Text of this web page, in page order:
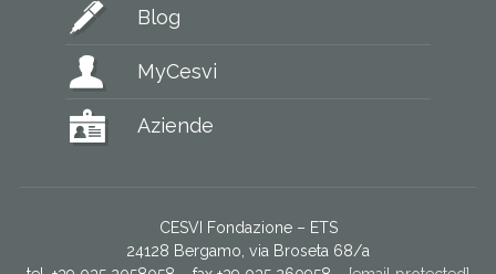
Blog
MyCesvi
Aziende
CESVI Fondazione – ETS
24128 Bergamo, via Broseta 68/a